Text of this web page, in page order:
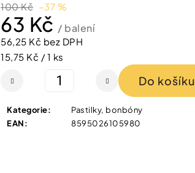
100 Kč –37 %
63 Kč / balení
56,25 Kč bez DPH
Měrná
15,75 Kč / 1 ks
Do košíku
Kategorie:
Pastilky, bonbóny
EAN: 8595026105980